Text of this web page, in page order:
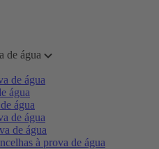
de água
de água
água
água
de água
de água
à prova de água